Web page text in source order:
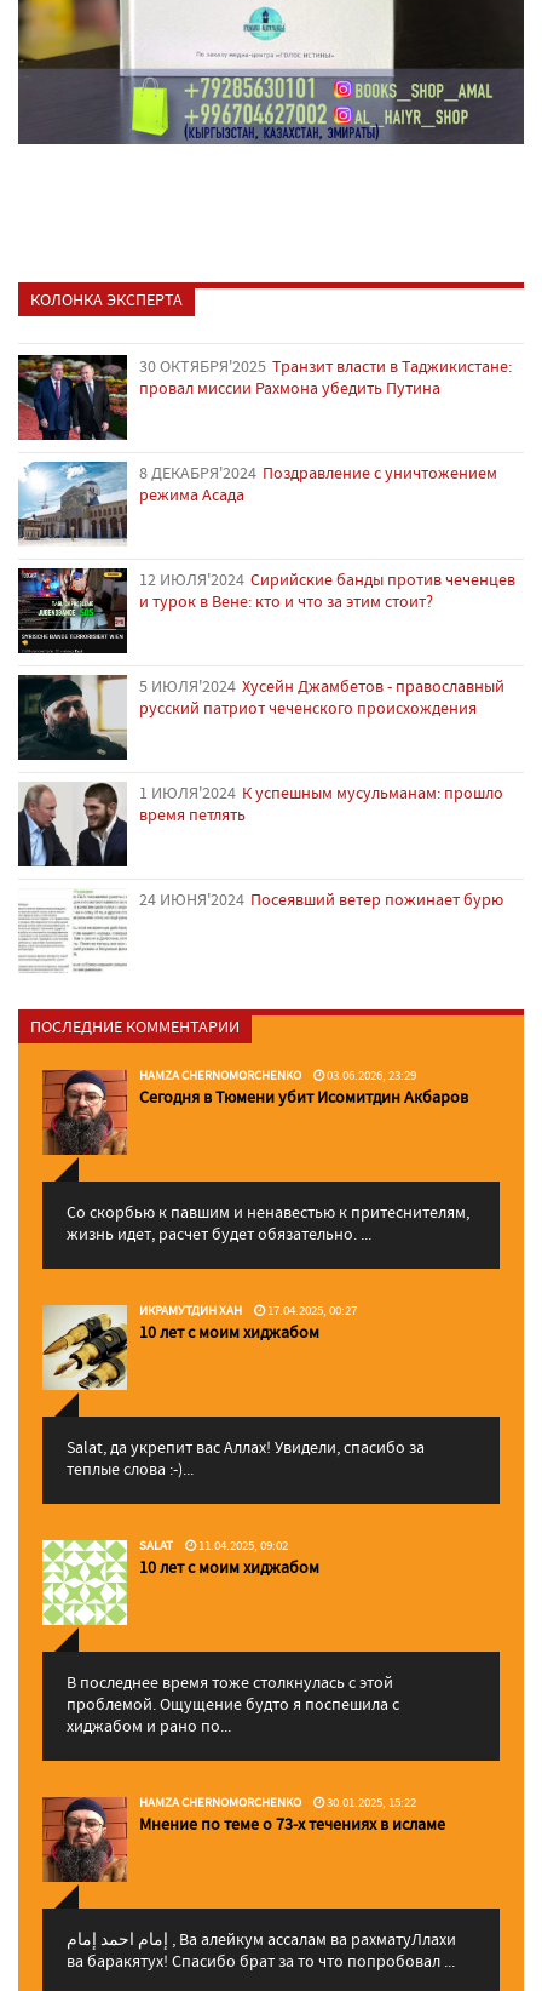
КОЛОНКА ЭКСПЕРТА
30 ОКТЯБРЯ'2025 Транзит власти в Таджикистане:
провал миссии Рахмона убедить Путина
8 ДЕКАБРЯ'2024 Поздравление с уничтожением
режима Асада
12 ИЮЛЯ'2024 Сирийские банды против чеченцев
и турок в Вене: кто и что за этим стоит?
5 ИЮЛЯ'2024 Хусейн Джамбетов - православный
русский патриот чеченского происхождения
1 ИЮЛЯ'2024 К успешным мусульманам: прошло
время петлять
24 ИЮНЯ'2024 Посеявший ветер пожинает бурю
ПОСЛЕДНИЕ КОММЕНТАРИИ
HAMZA CHERNOMORCHENKO 03.06.2026, 23:29
Сегодня в Тюмени убит Исомитдин Акбаров
Со скорбью к павшим и ненавестью к притеснителям,
жизнь идет, расчет будет обязательно. ...
ИКРАМУТДИН ХАН 17.04.2025, 00:27
10 лет с моим хиджабом
Salat, да укрепит вас Аллаx! Увидели, спасибо за
теплые слова :-)...
SALAT 11.04.2025, 09:02
10 лет с моим хиджабом
В последнее время тоже столкнулась с этой
проблемой. Ощущение будто я поспешила с
хиджабом и рано по...
HAMZA CHERNOMORCHENKO 30.01.2025, 15:22
Мнение по теме о 73-х течениях в исламе
إمام احمد إمام , Ва алейкум ассалам ва рахматуЛлахи
ва баракятух! Спасибо брат за то что попробовал ...